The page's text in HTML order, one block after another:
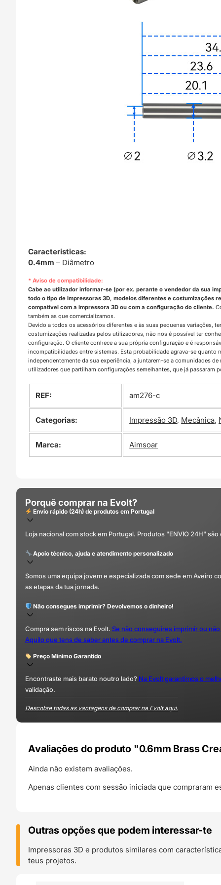
Caracteristicas:
0.4mm – Diâmetro
* Aviso de compatibilidade:
Cabe ao utilizador informar-se (por ex. perante o vendedor da sua
todo o tipo de Impressoras 3D, modelos diferentes e costumizações
compatível com a impressora 3D ou com a configuração do cliente.
também as que comercializamos.
Devido a todos os acessórios diferentes e às suas pequenas variações,
costumizações realizadas pelos utilizadores, não nos é possível ter
configuração. O cliente conhece a sua própria configuração e é
incompatibilidades entre sistemas. Esta probabilidade agrava-se
independentemente da sua experiência, a juntarem-se a comunidades
utilizadores que partilham configurações semelhantes, que já passaram
REF: am276-c
Categorias: Impressão 3D, Mecânica,
Marca: Aimsoar
Porquê comprar na Evolt?
Envio rápido (24h) de produtos em Portugal
Loja nacional com stock em Portugal. Produtos "ENVIO 24H"
Apoio técnico, ajuda e atendimento personalizado
Somos uma equipa jovem e especializada com sede em Aveiro
as etapas da tua jornada.
Não consegues imprimir? Devolvemos o dinheiro!
Compra sem riscos na Evolt. Se não conseguires imprimir ou
Aquilo que tens de saber antes de comprar na Evolt.
Preço Mínimo Garantido
Encontraste mais barato noutro lado? Na Evolt garantimos o
validação.
Descobre todas as vantagens de comprar na Evolt aqui.
Avaliações do produto "0.6mm Brass
Ainda não existem avaliações.
Apenas clientes com sessão iniciada que compraram
Outras opções que podem interessar-te
Impressoras 3D e produtos similares com
teus projetos.